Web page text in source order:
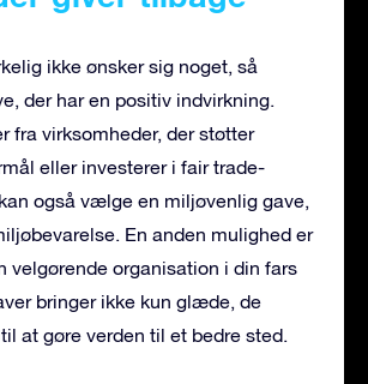
ikke ønsker sig noget, så
der har en positiv indvirkning.
fra virksomheder, der støtter
eller investerer i fair trade-
også vælge en miljøvenlig gave,
En anden mulighed er
velgørende organisation i din fars
bringer ikke kun glæde, de
at gøre verden til et bedre sted.